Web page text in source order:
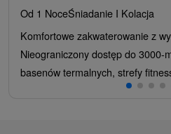
Od 1 NoceŚniadanie I Kolacja
Komfortowe zakwaterowanie z
Nieograniczony dostęp do 3000-
basenów termalnych, strefy